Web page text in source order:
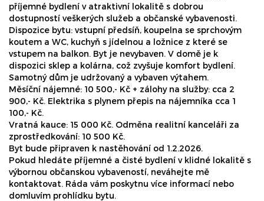
příjemné bydlení v atraktivní lokalitě s dobrou
dostupností veškerých služeb a občanské vybavenosti.
Dispozice bytu: vstupní předsíň, koupelna se sprchovým
koutem a WC, kuchyň s jídelnou a ložnice z které se
vstupem na balkon. Byt je nevybaven. V domě je k
dispozici sklep a kolárna, což zvyšuje komfort bydlení.
Samotný dům je udržovaný a vybaven výtahem.
Měsíční nájemné: 10 500,- Kč + zálohy na služby: cca 2
900,- Kč. Elektrika s plynem přepis na nájemníka cca 1
100,- Kč.
Vratná kauce: 15 000 Kč. Odměna realitní kanceláři za
zprostředkování: 10 500 Kč.
Byt bude připraven k nastěhování od 1.2.2026.
Pokud hledáte příjemné a čisté bydlení v klidné lokalitě s
výbornou občanskou vybaveností, neváhejte mě
kontaktovat. Ráda vám poskytnu více informací nebo
domluvím prohlídku bytu.